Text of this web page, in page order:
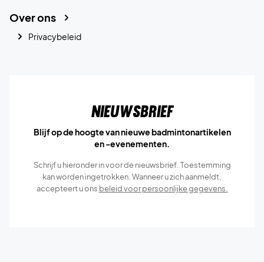
Over ons
Privacybeleid
Nieuwsbrief
Blijf op de hoogte van nieuwe badmintonartikelen
en -evenementen.
Schrijf u hieronder in voor de nieuwsbrief. Toestemming
kan worden ingetrokken. Wanneer u zich aanmeldt,
accepteert u ons beleid voor persoonlijke gegevens.